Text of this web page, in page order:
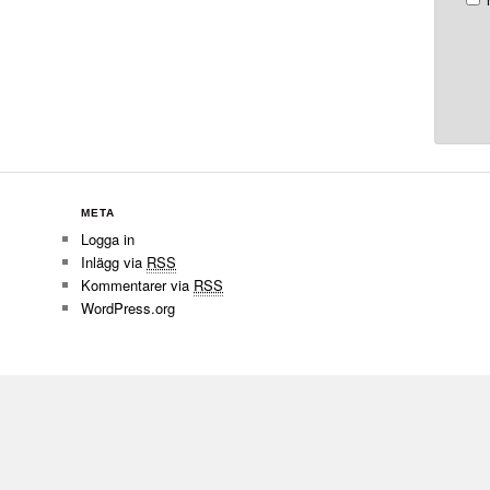
META
Logga in
Inlägg via RSS
Kommentarer via RSS
WordPress.org